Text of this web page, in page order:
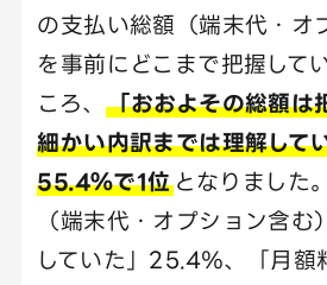
の支払い総額（端末代・オ
を事前にどこまで把握して
ころ、 「おおよその総額は
細かい内訳までは理解して
55.4％で1位となりました
（端末代・オプション含む
していた」25.4％、「月額